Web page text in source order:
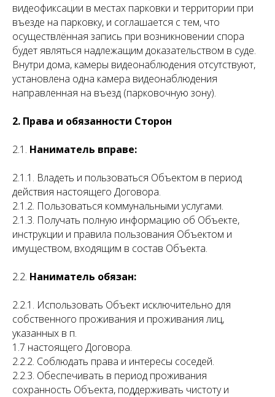
видеофиксации в местах парковки и территории при
въезде на парковку, и соглашается с тем, что
осуществлённая запись при возникновении спора
будет являться надлежащим доказательством в суде.
Внутри дома, камеры видеонаблюдения отсутствуют,
установлена одна камера видеонаблюдения
направленная на въезд (парковочную зону).
2. Права и обязанности Сторон
2.1. Наниматель вправе:
2.1.1. Владеть и пользоваться Объектом в период
действия настоящего Договора.
2.1.2. Пользоваться коммунальными услугами.
2.1.3. Получать полную информацию об Объекте,
инструкции и правила пользования Объектом и
имуществом, входящим в состав Объекта.
2.2. Наниматель обязан:
2.2.1. Использовать Объект исключительно для
собственного проживания и проживания лиц,
указанных в п.
1.7 настоящего Договора.
2.2.2. Соблюдать права и интересы соседей.
2.2.3. Обеспечивать в период проживания
сохранность Объекта, поддерживать чистоту и